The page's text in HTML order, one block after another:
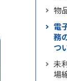
物
電
務
つ
未
場